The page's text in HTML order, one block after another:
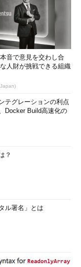
音で意見を交わし合
人財が挑戦できる組織
テグレーションの利点
Docker Build高速化の
？
ル署名」とは